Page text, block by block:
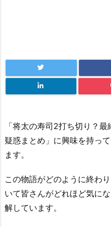
「将太の寿司2打ち切り？
疑惑まとめ」に興味を持っ
ます。
この物語がどのように終わ
いて皆さんがどれほど気に
解しています。